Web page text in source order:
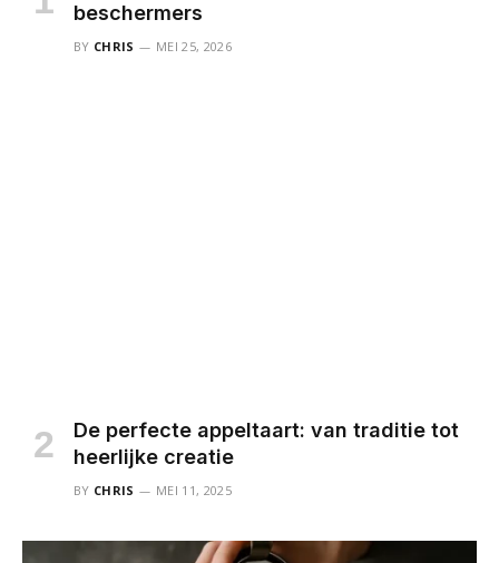
beschermers
BY CHRIS MEI 25, 2026
De perfecte appeltaart: van traditie tot
heerlijke creatie
BY CHRIS MEI 11, 2025